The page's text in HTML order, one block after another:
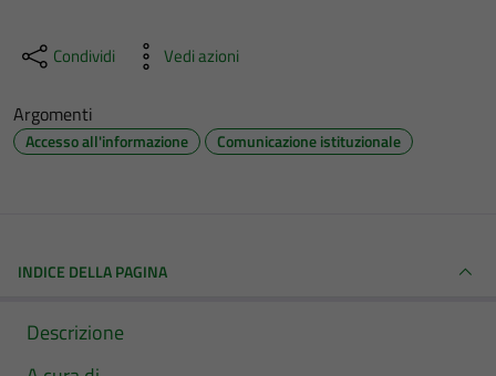
Condividi Vedi azioni
Argomenti
Accesso all'informazione Comunicazione istituzionale
INDICE DELLA PAGINA
Descrizione